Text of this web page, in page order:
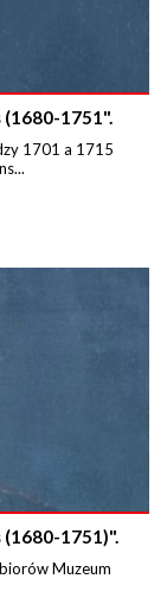
(1680-1751".
1701 a 1715
1751)".
Muzeum